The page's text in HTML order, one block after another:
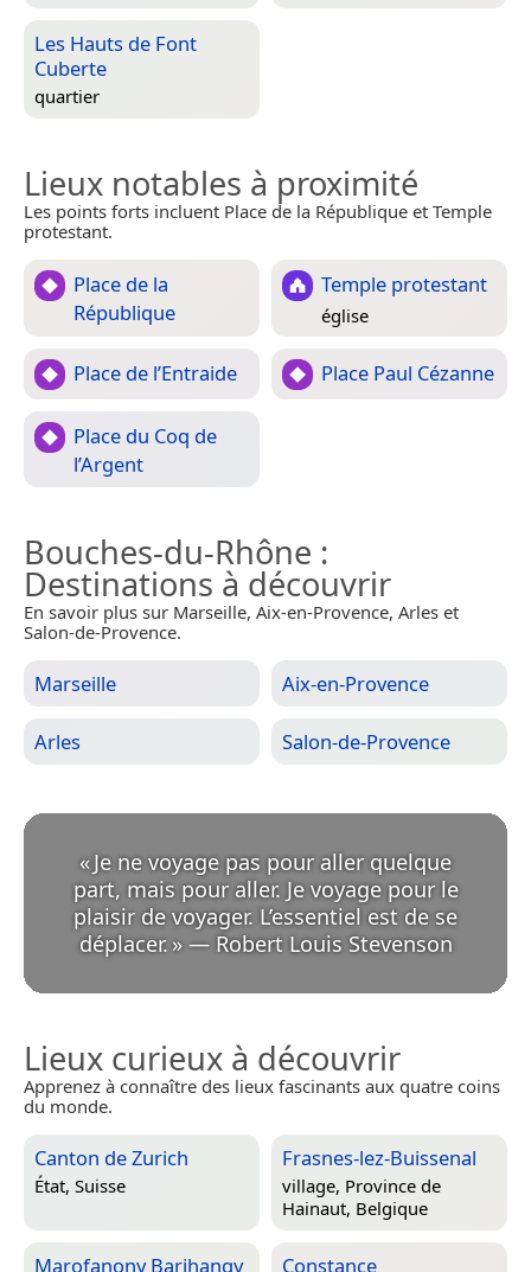
Les Hauts de Font
Cuberte
quartier
Lieux notables à proximité
Les points forts incluent Place de la République et Temple
protestant.
Place de la
République
Temple protestant
église
Place de l’Entraide Place Paul Cézanne
Place du Coq de
l’Argent
Bouches-du-Rhône :
Destinations à découvrir
En savoir plus sur Marseille, Aix-en-Provence, Arles et
Salon-de-Provence.
Marseille Aix-en-Provence
Arles Salon-de-Provence
«Je ne voyage pas pour aller quelque
part, mais pour aller. Je voyage pour le
plaisir de voyager. L’essentiel est de se
déplacer. » — Robert Louis Stevenson
Lieux curieux à découvrir
Apprenez à connaître des lieux fascinants aux quatre coins
du monde.
Canton de Zurich
État, Suisse
Frasnes-lez-Buissenal
village, Province de
Hainaut, Belgique
Marofanony Barihangy Constance